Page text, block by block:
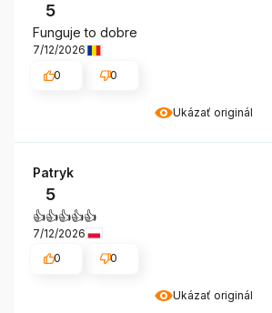
Ukázať originál
5
Funguje to dobre
7/12/2026
0
0
Ukázať originál
Patryk
5
👍️👍️👍️👍️👍️
7/12/2026
0
0